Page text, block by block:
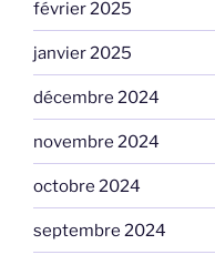
février 2025
janvier 2025
décembre 2024
novembre 2024
octobre 2024
septembre 2024